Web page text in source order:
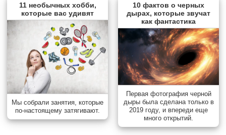
11 необычных хобби,
которые вас удивят
Мы собрали занятия, которые
по-настоящему затягивают.
10 фактов о черных
дырах, которые звучат
как фантастика
Первая фотография черной
дыры была сделана только в
2019 году, и впереди еще
много открытий.